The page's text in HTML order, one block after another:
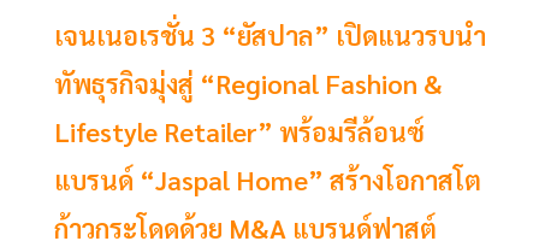
เจนเนอเรชั่น 3 “ยัสปาล” เปิดแนวรบนำ
ทัพธุรกิจมุ่งสู่ “Regional Fashion &
Lifestyle Retailer” พร้อมรีล้อนซ์
แบรนด์ “Jaspal Home” สร้างโอกาสโต
ก้าวกระโดดด้วย M&A แบรนด์ฟาสต์